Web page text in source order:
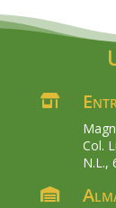

Col.
N.L.,
